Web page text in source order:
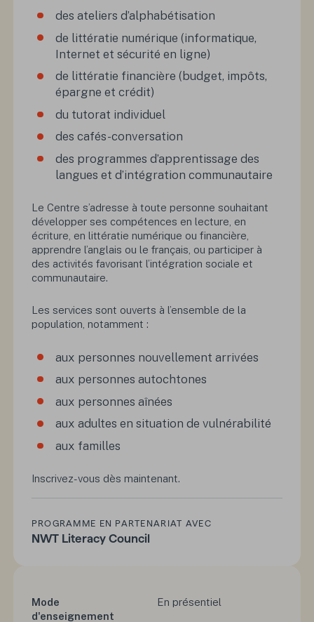
des ateliers d’alphabétisation
de littératie numérique (informatique,
Internet et sécurité en ligne)
de littératie financière (budget, impôts,
épargne et crédit)
du tutorat individuel
des cafés-conversation
des programmes d’apprentissage des
langues et d’intégration communautaire
Le Centre s’adresse à toute personne souhaitant
développer ses compétences en lecture, en
écriture, en littératie numérique ou financière,
apprendre l’anglais ou le français, ou participer à
des activités favorisant l’intégration sociale et
communautaire.
Les services sont ouverts à l’ensemble de la
population, notamment :
aux personnes nouvellement arrivées
aux personnes autochtones
aux personnes aînées
aux adultes en situation de vulnérabilité
aux familles
Inscrivez-vous dès maintenant.
PROGRAMME EN PARTENARIAT AVEC
NWT Literacy Council
Mode
d'enseignement
En présentiel